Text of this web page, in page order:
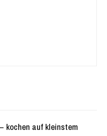
kochen auf kleinstem